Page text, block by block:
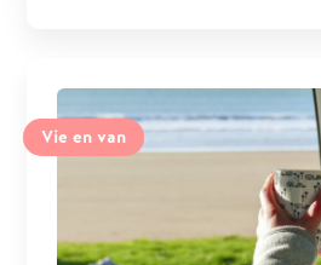
Vie en van